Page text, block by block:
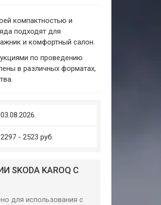
компактностью и
подходят для
и комфортный салон.
по проведению
в различных форматах,
03.08.2026
2297 - 2523 руб.
KAROQ С
для использования с